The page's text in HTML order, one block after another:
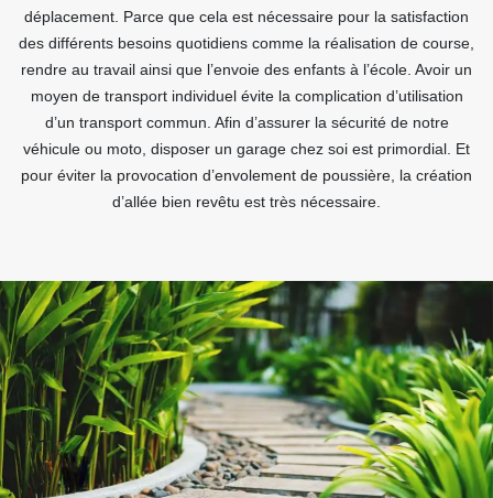
déplacement. Parce que cela est nécessaire pour la satisfaction
des différents besoins quotidiens comme la réalisation de course,
rendre au travail ainsi que l’envoie des enfants à l’école. Avoir un
moyen de transport individuel évite la complication d’utilisation
d’un transport commun. Afin d’assurer la sécurité de notre
véhicule ou moto, disposer un garage chez soi est primordial. Et
pour éviter la provocation d’envolement de poussière, la création
d’allée bien revêtu est très nécessaire.